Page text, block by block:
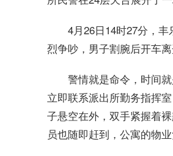
4月26日14时27分，
烈争吵，男子割腕后开车离
警情就是命令，时间
立即联系派出所勤务指挥
子悬空在外，双手紧握着
员也随即赶到，公寓的物